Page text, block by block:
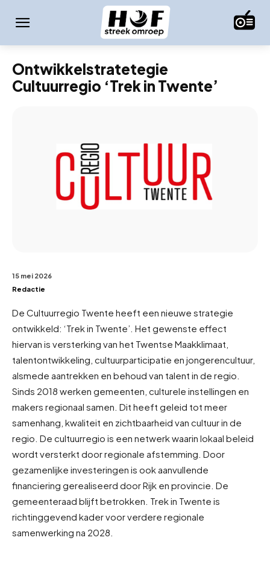
Ontwikkelstratetegie
Cultuurregio ‘Trek in Twente’
15 mei 2026
Redactie
De Cultuurregio Twente heeft een nieuwe strategie
ontwikkeld: ‘Trek in Twente’. Het gewenste effect
hiervan is versterking van het Twentse Maakklimaat,
talentontwikkeling, cultuurparticipatie en jongerencultuur,
alsmede aantrekken en behoud van talent in de regio.
Sinds 2018 werken gemeenten, culturele instellingen en
makers regionaal samen. Dit heeft geleid tot meer
samenhang, kwaliteit en zichtbaarheid van cultuur in de
regio. De cultuurregio is een netwerk waarin lokaal beleid
wordt versterkt door regionale afstemming. Door
gezamenlijke investeringen is ook aanvullende
financiering gerealiseerd door Rijk en provincie. De
gemeenteraad blijft betrokken. Trek in Twente is
richtinggevend kader voor verdere regionale
samenwerking na 2028.